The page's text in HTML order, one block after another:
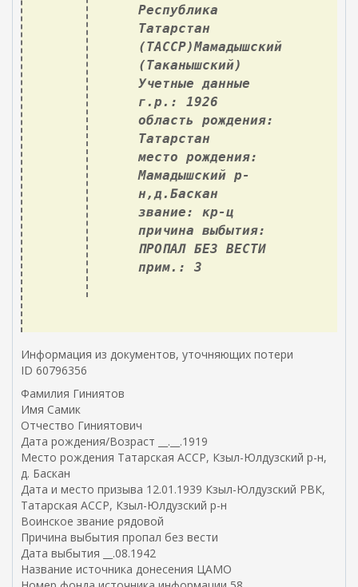
Республика
Татарстан
(ТАССР)Мамадышский
(Таканышский)
Учетные данные
г.р.: 1926
область рождения:
Татарстан
место рождения:
Мамадышский р-
н,д.Баскан
звание: кр-ц
причина выбытия:
ПРОПАЛ БЕЗ ВЕСТИ
прим.: 3
Информация из документов, уточняющих потери
ID 60796356
Фамилия Гиниятов
Имя Самик
Отчество Гиниятович
Дата рождения/Возраст __.__.1919
Место рождения Татарская АССР, Кзыл-Юлдузский р-н,
д. Баскан
Дата и место призыва 12.01.1939 Кзыл-Юлдузский РВК,
Татарская АССР, Кзыл-Юлдузский р-н
Воинское звание рядовой
Причина выбытия пропал без вести
Дата выбытия __.08.1942
Название источника донесения ЦАМО